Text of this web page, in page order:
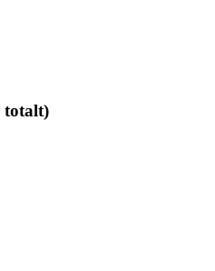
totalt)